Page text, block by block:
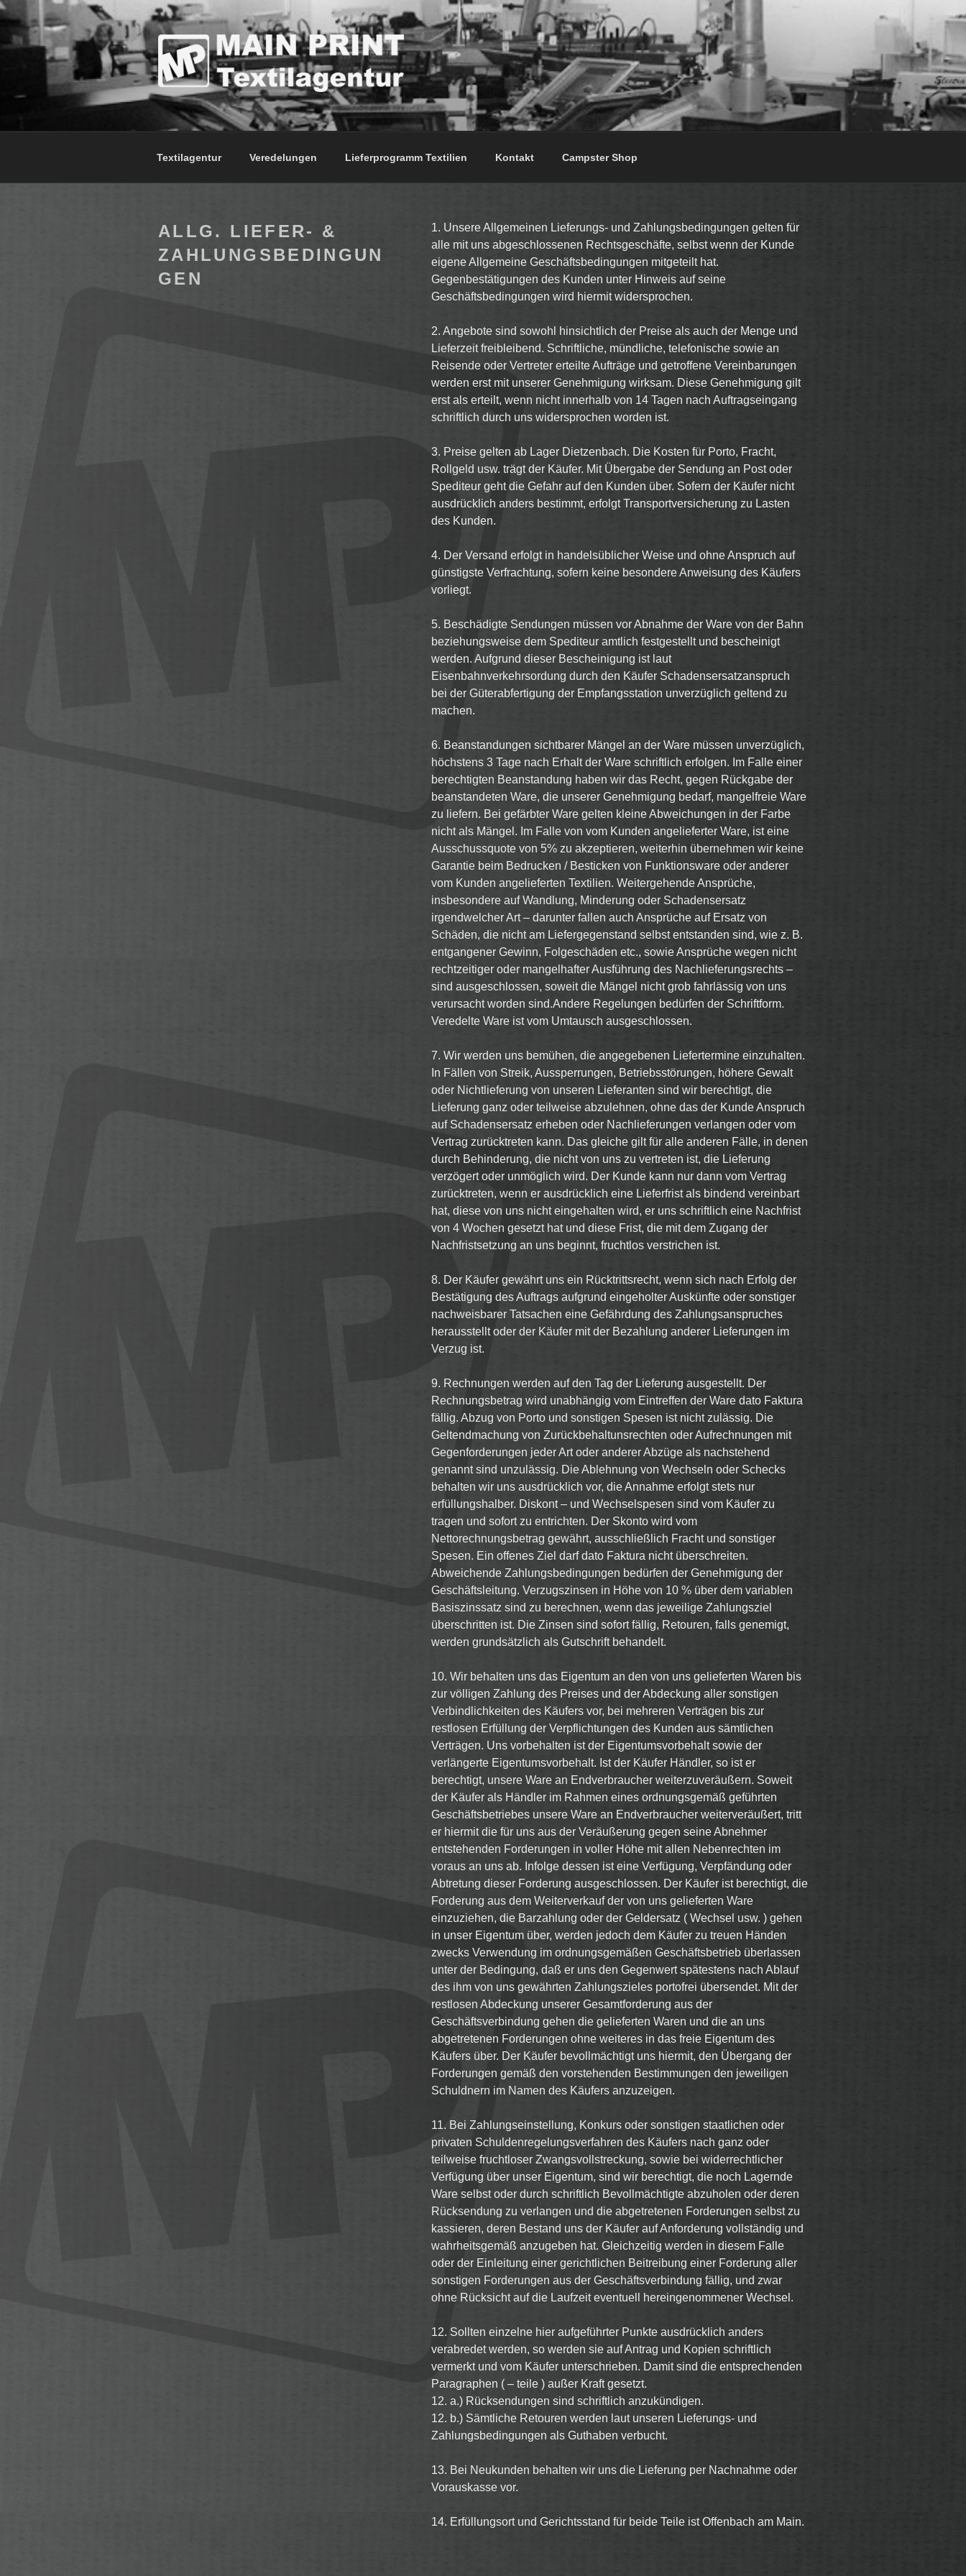
Zum
Inhalt
springen
MAIN-PRINT TEXTILAGENTUR
Textilagentur Veredelungen Lieferprogramm Textilien Kontakt Campster Shop
ALLG. LIEFER- &
ZAHLUNGSBEDINGUN
GEN
1. Unsere Allgemeinen Lieferungs- und Zahlungsbedingungen gelten für
alle mit uns abgeschlossenen Rechtsgeschäfte, selbst wenn der Kunde
eigene Allgemeine Geschäftsbedingungen mitgeteilt hat.
Gegenbestätigungen des Kunden unter Hinweis auf seine
Geschäftsbedingungen wird hiermit widersprochen.
2. Angebote sind sowohl hinsichtlich der Preise als auch der Menge und
Lieferzeit freibleibend. Schriftliche, mündliche, telefonische sowie an
Reisende oder Vertreter erteilte Aufträge und getroffene Vereinbarungen
werden erst mit unserer Genehmigung wirksam. Diese Genehmigung gilt
erst als erteilt, wenn nicht innerhalb von 14 Tagen nach Auftragseingang
schriftlich durch uns widersprochen worden ist.
3. Preise gelten ab Lager Dietzenbach. Die Kosten für Porto, Fracht,
Rollgeld usw. trägt der Käufer. Mit Übergabe der Sendung an Post oder
Spediteur geht die Gefahr auf den Kunden über. Sofern der Käufer nicht
ausdrücklich anders bestimmt, erfolgt Transportversicherung zu Lasten
des Kunden.
4. Der Versand erfolgt in handelsüblicher Weise und ohne Anspruch auf
günstigste Verfrachtung, sofern keine besondere Anweisung des Käufers
vorliegt.
5. Beschädigte Sendungen müssen vor Abnahme der Ware von der Bahn
beziehungsweise dem Spediteur amtlich festgestellt und bescheinigt
werden. Aufgrund dieser Bescheinigung ist laut
Eisenbahnverkehrsordung durch den Käufer Schadensersatzanspruch
bei der Güterabfertigung der Empfangsstation unverzüglich geltend zu
machen.
6. Beanstandungen sichtbarer Mängel an der Ware müssen unverzüglich,
höchstens 3 Tage nach Erhalt der Ware schriftlich erfolgen. Im Falle einer
berechtigten Beanstandung haben wir das Recht, gegen Rückgabe der
beanstandeten Ware, die unserer Genehmigung bedarf, mangelfreie Ware
zu liefern. Bei gefärbter Ware gelten kleine Abweichungen in der Farbe
nicht als Mängel. Im Falle von vom Kunden angelieferter Ware, ist eine
Ausschussquote von 5% zu akzeptieren, weiterhin übernehmen wir keine
Garantie beim Bedrucken / Besticken von Funktionsware oder anderer
vom Kunden angelieferten Textilien. Weitergehende Ansprüche,
insbesondere auf Wandlung, Minderung oder Schadensersatz
irgendwelcher Art – darunter fallen auch Ansprüche auf Ersatz von
Schäden, die nicht am Liefergegenstand selbst entstanden sind, wie z. B.
entgangener Gewinn, Folgeschäden etc., sowie Ansprüche wegen nicht
rechtzeitiger oder mangelhafter Ausführung des Nachlieferungsrechts –
sind ausgeschlossen, soweit die Mängel nicht grob fahrlässig von uns
verursacht worden sind.Andere Regelungen bedürfen der Schriftform.
Veredelte Ware ist vom Umtausch ausgeschlossen.
7. Wir werden uns bemühen, die angegebenen Liefertermine einzuhalten.
In Fällen von Streik, Aussperrungen, Betriebsstörungen, höhere Gewalt
oder Nichtlieferung von unseren Lieferanten sind wir berechtigt, die
Lieferung ganz oder teilweise abzulehnen, ohne das der Kunde Anspruch
auf Schadensersatz erheben oder Nachlieferungen verlangen oder vom
Vertrag zurücktreten kann. Das gleiche gilt für alle anderen Fälle, in denen
durch Behinderung, die nicht von uns zu vertreten ist, die Lieferung
verzögert oder unmöglich wird. Der Kunde kann nur dann vom Vertrag
zurücktreten, wenn er ausdrücklich eine Lieferfrist als bindend vereinbart
hat, diese von uns nicht eingehalten wird, er uns schriftlich eine Nachfrist
von 4 Wochen gesetzt hat und diese Frist, die mit dem Zugang der
Nachfristsetzung an uns beginnt, fruchtlos verstrichen ist.
8. Der Käufer gewährt uns ein Rücktrittsrecht, wenn sich nach Erfolg der
Bestätigung des Auftrags aufgrund eingeholter Auskünfte oder sonstiger
nachweisbarer Tatsachen eine Gefährdung des Zahlungsanspruches
herausstellt oder der Käufer mit der Bezahlung anderer Lieferungen im
Verzug ist.
9. Rechnungen werden auf den Tag der Lieferung ausgestellt. Der
Rechnungsbetrag wird unabhängig vom Eintreffen der Ware dato Faktura
fällig. Abzug von Porto und sonstigen Spesen ist nicht zulässig. Die
Geltendmachung von Zurückbehaltunsrechten oder Aufrechnungen mit
Gegenforderungen jeder Art oder anderer Abzüge als nachstehend
genannt sind unzulässig. Die Ablehnung von Wechseln oder Schecks
behalten wir uns ausdrücklich vor, die Annahme erfolgt stets nur
erfüllungshalber. Diskont – und Wechselspesen sind vom Käufer zu
tragen und sofort zu entrichten. Der Skonto wird vom
Nettorechnungsbetrag gewährt, ausschließlich Fracht und sonstiger
Spesen. Ein offenes Ziel darf dato Faktura nicht überschreiten.
Abweichende Zahlungsbedingungen bedürfen der Genehmigung der
Geschäftsleitung. Verzugszinsen in Höhe von 10 % über dem variablen
Basiszinssatz sind zu berechnen, wenn das jeweilige Zahlungsziel
überschritten ist. Die Zinsen sind sofort fällig, Retouren, falls genemigt,
werden grundsätzlich als Gutschrift behandelt.
10. Wir behalten uns das Eigentum an den von uns gelieferten Waren bis
zur völligen Zahlung des Preises und der Abdeckung aller sonstigen
Verbindlichkeiten des Käufers vor, bei mehreren Verträgen bis zur
restlosen Erfüllung der Verpflichtungen des Kunden aus sämtlichen
Verträgen. Uns vorbehalten ist der Eigentumsvorbehalt sowie der
verlängerte Eigentumsvorbehalt. Ist der Käufer Händler, so ist er
berechtigt, unsere Ware an Endverbraucher weiterzuveräußern. Soweit
der Käufer als Händler im Rahmen eines ordnungsgemäß geführten
Geschäftsbetriebes unsere Ware an Endverbraucher weiterveräußert, tritt
er hiermit die für uns aus der Veräußerung gegen seine Abnehmer
entstehenden Forderungen in voller Höhe mit allen Nebenrechten im
voraus an uns ab. Infolge dessen ist eine Verfügung, Verpfändung oder
Abtretung dieser Forderung ausgeschlossen. Der Käufer ist berechtigt, die
Forderung aus dem Weiterverkauf der von uns gelieferten Ware
einzuziehen, die Barzahlung oder der Geldersatz ( Wechsel usw. ) gehen
in unser Eigentum über, werden jedoch dem Käufer zu treuen Händen
zwecks Verwendung im ordnungsgemäßen Geschäftsbetrieb überlassen
unter der Bedingung, daß er uns den Gegenwert spätestens nach Ablauf
des ihm von uns gewährten Zahlungszieles portofrei übersendet. Mit der
restlosen Abdeckung unserer Gesamtforderung aus der
Geschäftsverbindung gehen die gelieferten Waren und die an uns
abgetretenen Forderungen ohne weiteres in das freie Eigentum des
Käufers über. Der Käufer bevollmächtigt uns hiermit, den Übergang der
Forderungen gemäß den vorstehenden Bestimmungen den jeweiligen
Schuldnern im Namen des Käufers anzuzeigen.
11. Bei Zahlungseinstellung, Konkurs oder sonstigen staatlichen oder
privaten Schuldenregelungsverfahren des Käufers nach ganz oder
teilweise fruchtloser Zwangsvollstreckung, sowie bei widerrechtlicher
Verfügung über unser Eigentum, sind wir berechtigt, die noch Lagernde
Ware selbst oder durch schriftlich Bevollmächtigte abzuholen oder deren
Rücksendung zu verlangen und die abgetretenen Forderungen selbst zu
kassieren, deren Bestand uns der Käufer auf Anforderung vollständig und
wahrheitsgemäß anzugeben hat. Gleichzeitig werden in diesem Falle
oder der Einleitung einer gerichtlichen Beitreibung einer Forderung aller
sonstigen Forderungen aus der Geschäftsverbindung fällig, und zwar
ohne Rücksicht auf die Laufzeit eventuell hereingenommener Wechsel.
12. Sollten einzelne hier aufgeführter Punkte ausdrücklich anders
verabredet werden, so werden sie auf Antrag und Kopien schriftlich
vermerkt und vom Käufer unterschrieben. Damit sind die entsprechenden
Paragraphen ( – teile ) außer Kraft gesetzt.
12. a.) Rücksendungen sind schriftlich anzukündigen.
12. b.) Sämtliche Retouren werden laut unseren Lieferungs- und
Zahlungsbedingungen als Guthaben verbucht.
13. Bei Neukunden behalten wir uns die Lieferung per Nachnahme oder
Vorauskasse vor.
14. Erfüllungsort und Gerichtsstand für beide Teile ist Offenbach am Main.